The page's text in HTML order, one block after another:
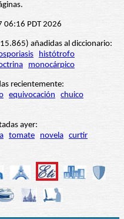
06:16 PDT 2026
añadidas al diccionario:
histótrofo
monocárpico
recientemente:
equivocación
chuico
ayer:
tomate novela curtir